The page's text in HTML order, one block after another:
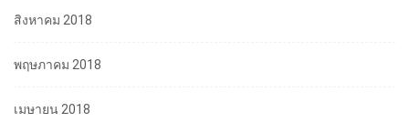
สิงหาคม 2018
พฤษภาคม 2018
เมษายน 2018